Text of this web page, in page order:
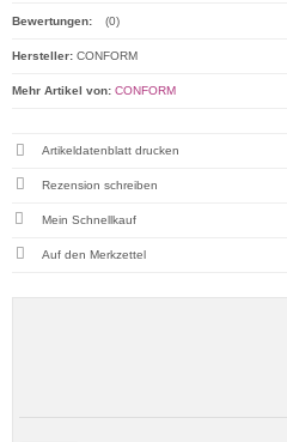
Bewertungen: (0)
Hersteller: CONFORM
Mehr Artikel von: CONFORM
Artikeldatenblatt drucken
Rezension schreiben
Mein Schnellkauf